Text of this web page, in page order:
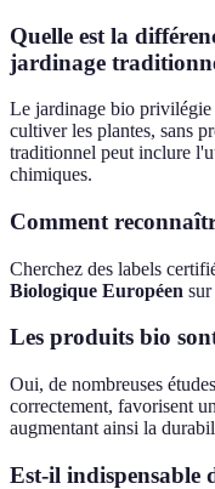
Quelle est la
jardinage
Le jardinage bio
cultiver les plantes, sans
traditionnel peut inclure
chimiques.
Comment
Cherchez des labels
Biologique Européen sur
Les produits bio
Oui, de nombreuses
correctement, favorisent
augmentant ainsi la
Est-il indispensable